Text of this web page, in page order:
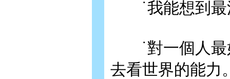
˙我能想到最
˙對一個人最
去看世界的能力